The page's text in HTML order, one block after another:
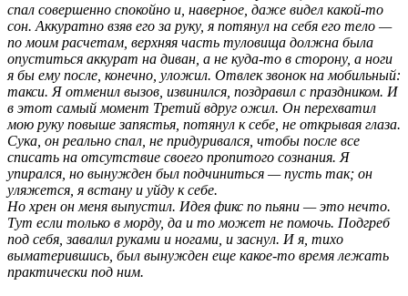
спал совершенно спокойно и, наверное, даже видел какой-то
сон. Аккуратно взяв его за руку, я потянул на себя его тело —
по моим расчетам, верхняя часть туловища должна была
опуститься аккурат на диван, а не куда-то в сторону, а ноги
я бы ему после, конечно, уложил. Отвлек звонок на мобильный:
такси. Я отменил вызов, извинился, поздравил с праздником. И
в этот самый момент Третий вдруг ожил. Он перехватил
мою руку повыше запястья, потянул к себе, не открывая глаза.
Сука, он реально спал, не придуривался, чтобы после все
списать на отсутствие своего пропитого сознания. Я
упирался, но вынужден был подчиниться — пусть так; он
уляжется, я встану и уйду к себе.
Но хрен он меня выпустил. Идея фикс по пьяни — это нечто.
Тут если только в морду, да и то может не помочь. Подгреб
под себя, завалил руками и ногами, и заснул. И я, тихо
выматерившись, был вынужден еще какое-то время лежать
практически под ним.